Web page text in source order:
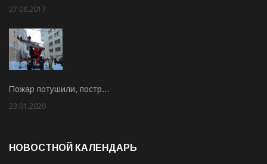
27.08.2017
Пожар потушили, постр…
23.01.2020
НОВОСТНОЙ КАЛЕНДАРЬ